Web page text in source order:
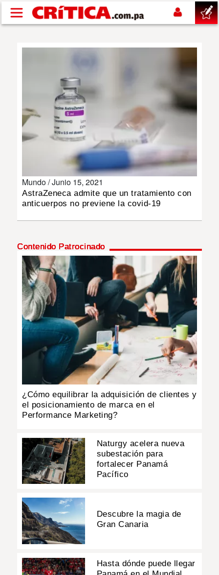
Pasar al contenido principal
POLÍTICA
DEPORTES
MULTIMEDIA
IMPRESO
Mundo /Junio 15, 2021
AstraZeneca admite que un tratamiento con
anticuerpos no previene la covid-19
Contenido Patrocinado
¿Cómo equilibrar la adquisición de clientes y
el posicionamiento de marca en el
Performance Marketing?
Naturgy acelera nueva
subestación para
fortalecer Panamá
Pacífico
Descubre la magia de
Gran Canaria
Hasta dónde puede llegar